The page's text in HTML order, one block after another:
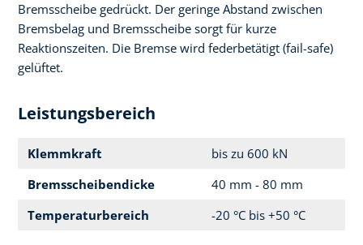
Bremsscheibe gedrückt. Der geringe Abstand zwischen
Bremsbelag und Bremsscheibe sorgt für kurze
Reaktionszeiten. Die Bremse wird federbetätigt (fail-safe)
gelüftet.
Leistungsbereich
Klemmkraft
bis zu 600 kN
Bremsscheibendicke
40 mm - 80 mm
Temperaturbereich
-20 °C bis +50 °C